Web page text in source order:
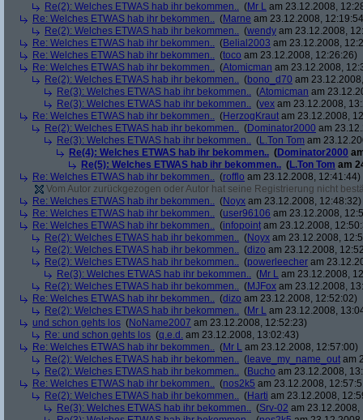
Re(2): Welches ETWAS hab ihr bekommen.. (Mr L am 23.12.2008,
Re: Welches ETWAS hab ihr bekommen.. (Marne am 23.12.2008,
Re(2): Welches ETWAS hab ihr bekommen.. (wendy am 23.12.2008,
Re: Welches ETWAS hab ihr bekommen.. (Belial2003 am 23.12.2008,
Re: Welches ETWAS hab ihr bekommen.. (toco am 23.12.2008, 12:26:26)
Re: Welches ETWAS hab ihr bekommen.. (Atomicman am 23.12.2008,
Re(2): Welches ETWAS hab ihr bekommen.. (bono_d70 am
Re(3): Welches ETWAS hab ihr bekommen.. (Atomicman am
Re(3): Welches ETWAS hab ihr bekommen.. (vex am 23.12.2008,
Re: Welches ETWAS hab ihr bekommen.. (HerzogKraut am 23.12.2008,
Re(2): Welches ETWAS hab ihr bekommen.. (Dominator2000 am
Re(3): Welches ETWAS hab ihr bekommen.. (L.Ton Tom am
Re(4): Welches ETWAS hab ihr bekommen.. (Dominator2000
Re(5): Welches ETWAS hab ihr bekommen.. (L.Ton Tom am
Re: Welches ETWAS hab ihr bekommen.. (rofflo am 23.12.2008, 12:41:44)
Vom Autor zurückgezogen oder Autor hat seine Registrierung nicht
Re: Welches ETWAS hab ihr bekommen.. (Noyx am 23.12.2008, 12:48:32)
Re: Welches ETWAS hab ihr bekommen.. (user96106 am 23.12.2008,
Re: Welches ETWAS hab ihr bekommen.. (infopoint am 23.12.2008,
Re(2): Welches ETWAS hab ihr bekommen.. (Noyx am 23.12.2008,
Re(2): Welches ETWAS hab ihr bekommen.. (dizo am 23.12.2008,
Re(2): Welches ETWAS hab ihr bekommen.. (powerleecher am
Re(3): Welches ETWAS hab ihr bekommen.. (Mr L am 23.12.2008,
Re(2): Welches ETWAS hab ihr bekommen.. (MJFox am 23.12.2008,
Re: Welches ETWAS hab ihr bekommen.. (dizo am 23.12.2008, 12:52:02)
Re(2): Welches ETWAS hab ihr bekommen.. (Mr L am 23.12.2008,
und schon gehts los (NoName2007 am 23.12.2008, 12:52:23)
Re: und schon gehts los (q.e.d. am 23.12.2008, 13:02:43)
Re: Welches ETWAS hab ihr bekommen.. (Mr L am 23.12.2008, 12:57:00)
Re(2): Welches ETWAS hab ihr bekommen.. ( leave_my_name_out am
Re(2): Welches ETWAS hab ihr bekommen.. (Bucho am 23.12.2008,
Re: Welches ETWAS hab ihr bekommen.. (nos2k5 am 23.12.2008,
Re(2): Welches ETWAS hab ihr bekommen.. (Harti am 23.12.2008,
Re(3): Welches ETWAS hab ihr bekommen.. (Srv-02 am 23.12.2008,